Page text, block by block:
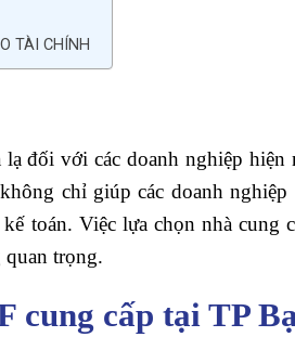
TÀI CHÍNH
đối với các doanh nghiệp hiện
chỉ giúp các doanh nghiệp
toán. Việc lựa chọn nhà
quan trọng.
cung cấp tại TP